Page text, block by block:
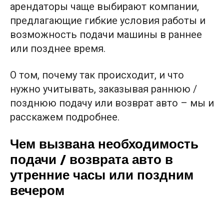
арендаторы чаще выбирают компании,
предлагающие гибкие условия работы и
возможность подачи машины в раннее
или позднее время.
О том, почему так происходит, и что
нужно учитывать, заказывая раннюю /
позднюю подачу или возврат авто – мы и
расскажем подробнее.
Чем вызвана необходимость
подачи / возврата авто в
утренние часы или поздним
вечером